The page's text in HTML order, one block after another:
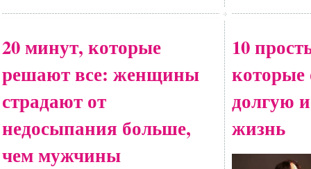
20 минут, которые
решают все: женщины
страдают от
недосыпания больше,
чем мужчины
10
которые
долгую
жизнь